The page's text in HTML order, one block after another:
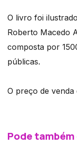
O livro foi
Roberto Macedo
composta por
públicas.
O preço de venda
Pode